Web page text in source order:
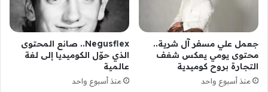
جعمل علي مسفر آل شرية..
محتوى يومي يعكس شغف
التجارة بروح كوميدية
منذ أسبوع واحد
Negusflex.. صانع المحتوى
الذي حوّل الكوميديا إلى لغة
عالمية
منذ أسبوع واحد